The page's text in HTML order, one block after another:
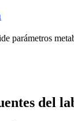
parámetros
del